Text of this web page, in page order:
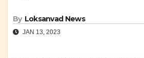
By Loksanvad News
JAN 13, 2023